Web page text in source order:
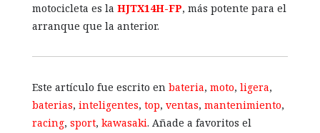
motocicleta es la HJTX14H-FP, más potente para el
arranque que la anterior.
Este artículo fue escrito en bateria, moto, ligera,
baterias, inteligentes, top, ventas, mantenimiento,
racing, sport, kawasaki. Añade a favoritos el